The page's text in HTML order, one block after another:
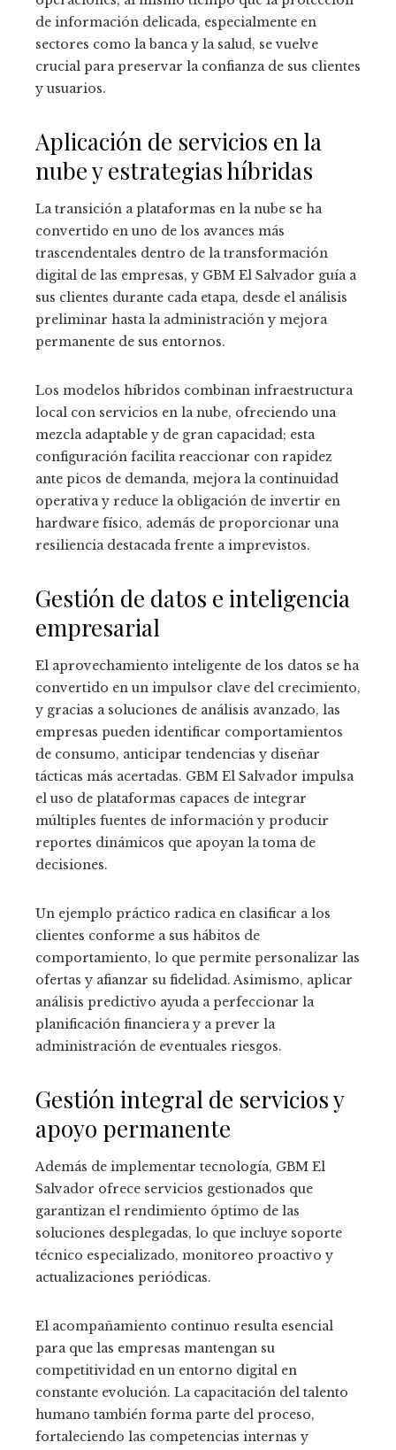
de información delicada, especialmente en
sectores como la banca y la salud, se vuelve
crucial para preservar la confianza de sus clientes
y usuarios.
Aplicación de servicios en la
nube y estrategias híbridas
La transición a plataformas en la nube se ha
convertido en uno de los avances más
trascendentales dentro de la transformación
digital de las empresas, y GBM El Salvador guía a
sus clientes durante cada etapa, desde el análisis
preliminar hasta la administración y mejora
permanente de sus entornos.
Los modelos híbridos combinan infraestructura
local con servicios en la nube, ofreciendo una
mezcla adaptable y de gran capacidad; esta
configuración facilita reaccionar con rapidez
ante picos de demanda, mejora la continuidad
operativa y reduce la obligación de invertir en
hardware físico, además de proporcionar una
resiliencia destacada frente a imprevistos.
Gestión de datos e inteligencia
empresarial
El aprovechamiento inteligente de los datos se ha
convertido en un impulsor clave del crecimiento,
y gracias a soluciones de análisis avanzado, las
empresas pueden identificar comportamientos
de consumo, anticipar tendencias y diseñar
tácticas más acertadas. GBM El Salvador impulsa
el uso de plataformas capaces de integrar
múltiples fuentes de información y producir
reportes dinámicos que apoyan la toma de
decisiones.
Un ejemplo práctico radica en clasificar a los
clientes conforme a sus hábitos de
comportamiento, lo que permite personalizar las
ofertas y afianzar su fidelidad. Asimismo, aplicar
análisis predictivo ayuda a perfeccionar la
planificación financiera y a prever la
administración de eventuales riesgos.
Gestión integral de servicios y
apoyo permanente
Además de implementar tecnología, GBM El
Salvador ofrece servicios gestionados que
garantizan el rendimiento óptimo de las
soluciones desplegadas, lo que incluye soporte
técnico especializado, monitoreo proactivo y
actualizaciones periódicas.
El acompañamiento continuo resulta esencial
para que las empresas mantengan su
competitividad en un entorno digital en
constante evolución. La capacitación del talento
humano también forma parte del proceso,
fortaleciendo las competencias internas y